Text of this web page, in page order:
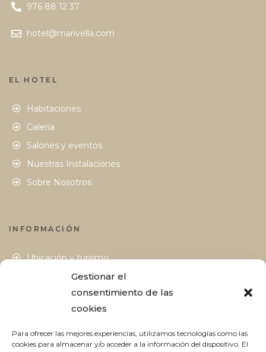
Gestionar el
consentimiento de las
cookies
Para ofrecer las mejores experiencias, utilizamos tecnologías como las
cookies para almacenar y/o acceder a la información del dispositivo. El
976 88 12 37
hotel@marivella.com
EL HOTEL
Habitaciones
Galería
Salones y eventos
Nuestras Instalaciones
Sobre Nosotros
INFORMACIÓN
Ubicación y turismo
Cómo llegar